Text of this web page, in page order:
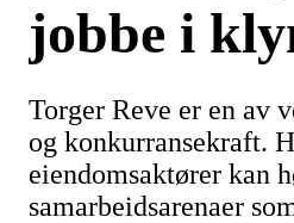
jobbe i
Torger Reve er en av
og konkurransekraft.
eiendomsaktører kan
samarbeidsarenaer